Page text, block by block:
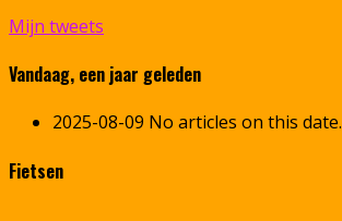
Mijn tweets
Vandaag, een jaar geleden
2025-08-09 No articles on this date.
Fietsen